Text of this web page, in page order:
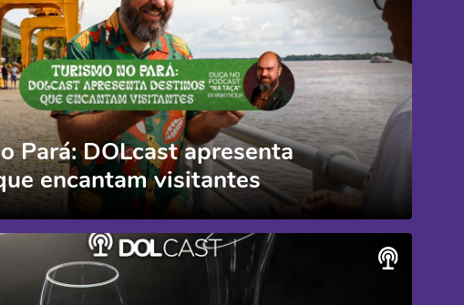
Pará: DOLcast apresenta
encantam visitantes